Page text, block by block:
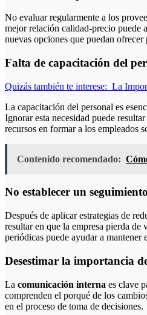
No evaluar regularmente a los
mejor relación calidad-precio puede
nuevas opciones que puedan
Falta de capacitación del
Quizás también te interese: La
La capacitación del personal es
Ignorar esta necesidad puede resultar
recursos en formar a los empleados
Contenido recomendado:
No establecer un
Después de aplicar estrategias de
resultar en que la empresa pierda
periódicas puede ayudar a mantener
Desestimar la importancia
La comunicación interna es clave
comprenden el porqué de los
en el proceso de toma de decisiones.